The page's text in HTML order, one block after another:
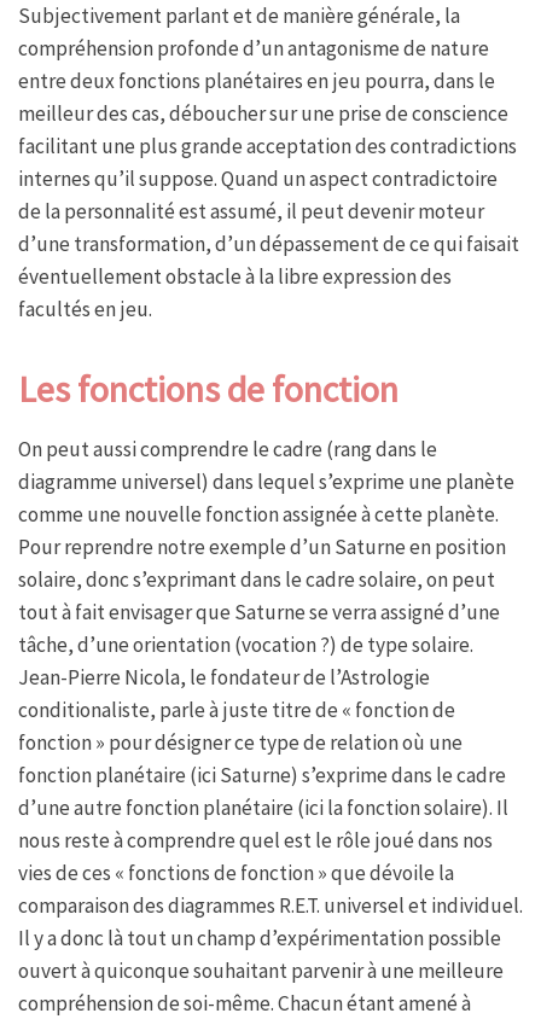
Subjectivement parlant et de manière générale, la
compréhension profonde d’un antagonisme de nature
entre deux fonctions planétaires en jeu pourra, dans le
meilleur des cas, déboucher sur une prise de conscience
facilitant une plus grande acceptation des contradictions
internes qu’il suppose. Quand un aspect contradictoire
de la personnalité est assumé, il peut devenir moteur
d’une transformation, d’un dépassement de ce qui faisait
éventuellement obstacle à la libre expression des
facultés en jeu.
Les fonctions de fonction
On peut aussi comprendre le cadre (rang dans le
diagramme universel) dans lequel s’exprime une planète
comme une nouvelle fonction assignée à cette planète.
Pour reprendre notre exemple d’un Saturne en position
solaire, donc s’exprimant dans le cadre solaire, on peut
tout à fait envisager que Saturne se verra assigné d’une
tâche, d’une orientation (vocation ?) de type solaire.
Jean-Pierre Nicola, le fondateur de l’Astrologie
conditionaliste, parle à juste titre de « fonction de
fonction » pour désigner ce type de relation où une
fonction planétaire (ici Saturne) s’exprime dans le cadre
d’une autre fonction planétaire (ici la fonction solaire). Il
nous reste à comprendre quel est le rôle joué dans nos
vies de ces « fonctions de fonction » que dévoile la
comparaison des diagrammes R.E.T. universel et individuel.
Il y a donc là tout un champ d’expérimentation possible
ouvert à quiconque souhaitant parvenir à une meilleure
compréhension de soi-même. Chacun étant amené à